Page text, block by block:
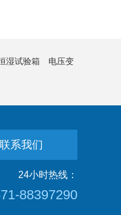
湿试验箱 电压变
联系我们
24小时热线：
88397290